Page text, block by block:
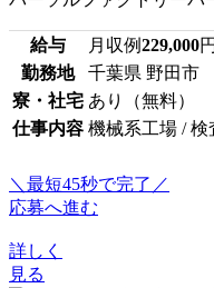
給与 月収例229,000円
勤務地
千葉県 野田市
寮・社宅 あり（無料）
仕事内容 機械系工場 / 検
＼最短45秒で完了／
応募へ進む
詳しく
見る